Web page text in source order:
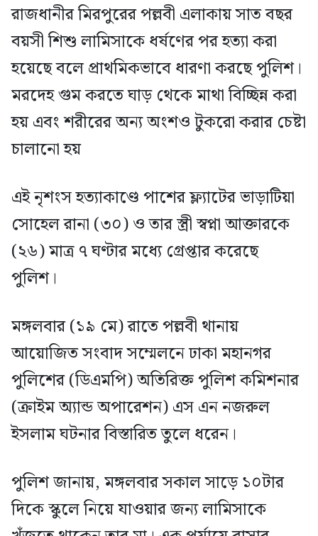
রাজধানীর মিরপুরের পল্লবী এলাকায় সাত বছর
বয়সী শিশু লামিসাকে ধর্ষণের পর হত্যা করা
হয়েছে বলে প্রাথমিকভাবে ধারণা করছে পুলিশ।
মরদেহ গুম করতে ঘাড় থেকে মাথা বিচ্ছিন্ন করা
হয় এবং শরীরের অন্য অংশও টুকরো করার চেষ্টা
চালানো হয়
এই নৃশংস হত্যাকাণ্ডে পাশের ফ্ল্যাটের ভাড়াটিয়া
সোহেল রানা (৩০) ও তার স্ত্রী স্বপ্না আক্তারকে
(২৬) মাত্র ৭ ঘণ্টার মধ্যে গ্রেপ্তার করেছে
পুলিশ।
মঙ্গলবার (১৯ মে) রাতে পল্লবী থানায়
আয়োজিত সংবাদ সম্মেলনে ঢাকা মহানগর
পুলিশের (ডিএমপি) অতিরিক্ত পুলিশ কমিশনার
(ক্রাইম অ্যান্ড অপারেশন) এস এন নজরুল
ইসলাম ঘটনার বিস্তারিত তুলে ধরেন।
পুলিশ জানায়, মঙ্গলবার সকাল সাড়ে ১০টার
দিকে স্কুলে নিয়ে যাওয়ার জন্য লামিসাকে